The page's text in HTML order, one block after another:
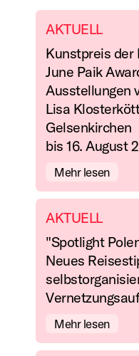
AKTUELL
Kunstpreis der
June Paik
Ausstellungen
Lisa
Gelsenkirchen
bis 16. August
Mehr lesen
AKTUELL
"Spotlight
Neues
Mehr lesen